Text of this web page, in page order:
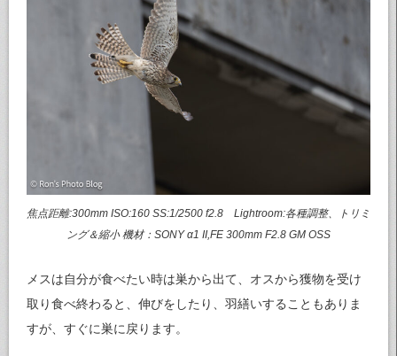
焦点距離:300mm ISO:160 SS:1/2500 f2.8 Lightroom:各種調整、トリミ
ング＆縮小 機材：SONY α1 II,FE 300mm F2.8 GM OSS
メスは自分が食べたい時は巣から出て、オスから獲物を受け
取り食べ終わると、伸びをしたり、羽繕いすることもありま
すが、すぐに巣に戻ります。